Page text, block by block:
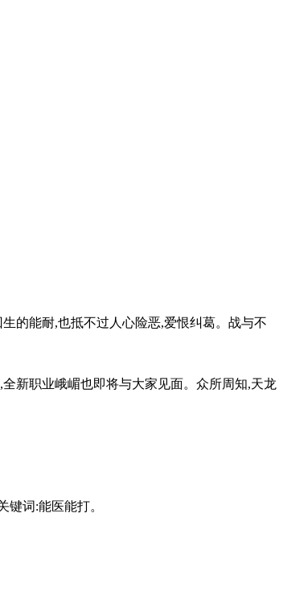
的能耐,也抵不过人心险恶,爱恨纠葛。战与不
新职业峨嵋也即将与大家见面。众所周知,天龙
词:能医能打。